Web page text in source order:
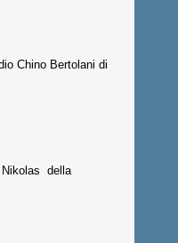
Chino Bertolani di
Nikolas della